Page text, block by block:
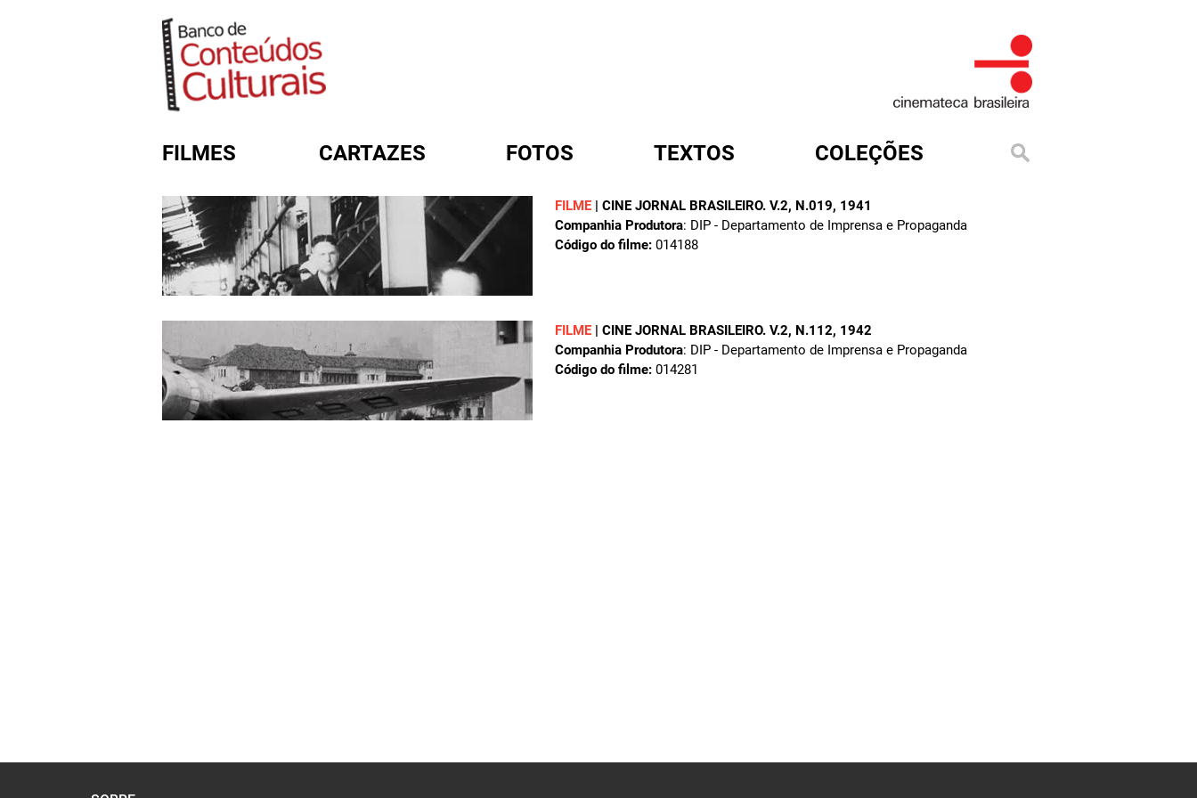
FILMES CARTAZES FOTOS TEXTOS COLEÇÕES
FILME | CINE JORNAL BRASILEIRO. V.2, N.019, 1941
Companhia Produtora: DIP - Departamento de Imprensa e Propaganda
Código do filme: 014188
FILME | CINE JORNAL BRASILEIRO. V.2, N.112, 1942
Companhia Produtora: DIP - Departamento de Imprensa e Propaganda
Código do filme: 014281
FORMULÁRIO DE BUSCA